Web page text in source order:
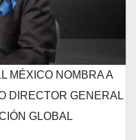
MÉXICO NOMBRA A
DIRECTOR GENERAL
GLOBAL